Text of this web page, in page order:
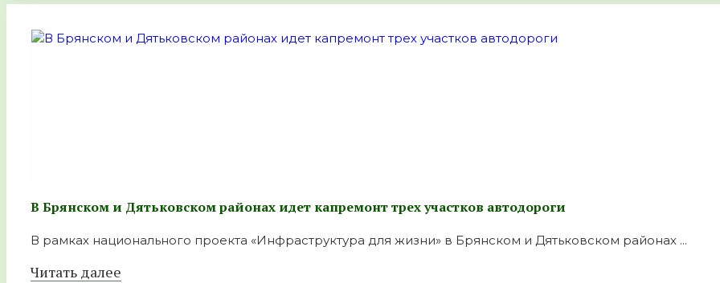
В Брянском и Дятьковском районах идет капремонт трех участков автодороги
В рамках национального проекта «Инфраструктура для жизни» в Брянском и Дятьковском районах ...
Читать далее